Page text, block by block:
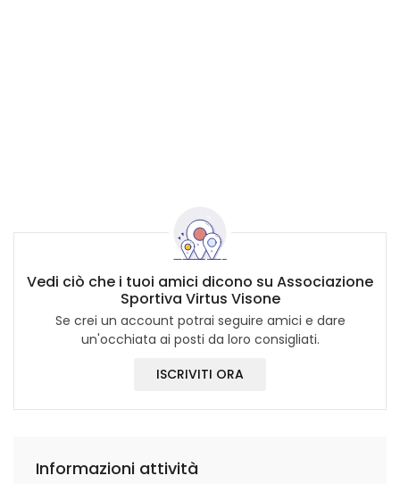
Vedi ciò che i tuoi amici dicono su Associazione
Sportiva Virtus Visone
Se crei un account potrai seguire amici e dare
un'occhiata ai posti da loro consigliati.
ISCRIVITI ORA
Informazioni attività